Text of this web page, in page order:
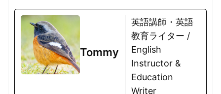
Tommy
英語講師・英語
教育ライター /
English
Instructor &
Education
Writer